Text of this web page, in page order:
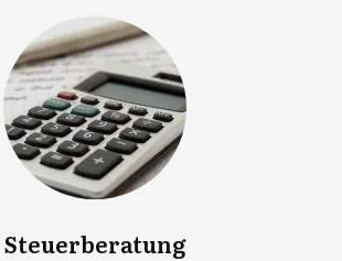
Steuerberatung